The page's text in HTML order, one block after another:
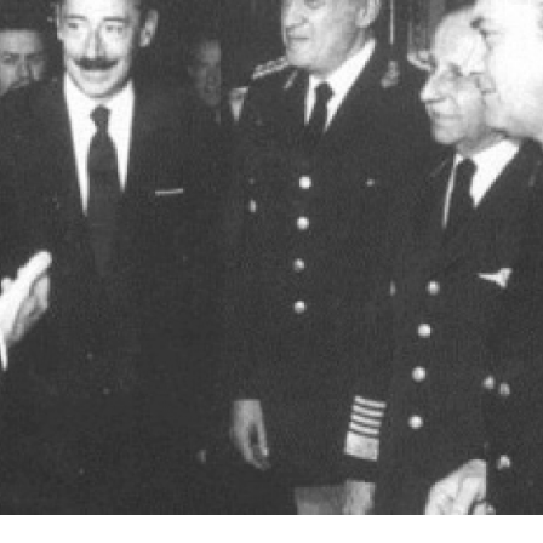
Fue el primer Papa americano es el
jesuita argentino Jorge Mario
Bergoglio, arzobispo de Buenos A...
Obispo de Chascomús y
general de la Conferencia
Argentina (CEA),